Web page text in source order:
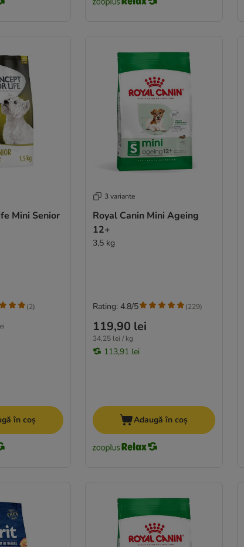
Mini Senior
(2)
în coș
3 variante
Royal Canin Mini Ageing
12+
3,5 kg
119,90 lei
34,25 lei / kg
113,91 lei
Rating: 4.8/5 (229)
Adaugă în coș